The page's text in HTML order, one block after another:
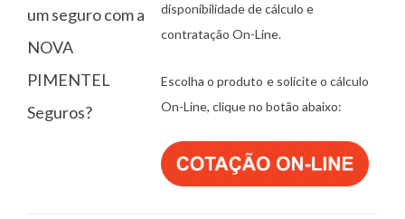
um seguro com a
NOVA
PIMENTEL
Seguros?
disponibilidade de cálculo e
contratação On-Line.
Escolha o produto e solicite o cálculo
On-Line, clique no botão abaixo: